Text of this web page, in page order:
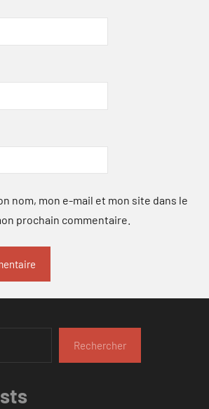
nom, mon e-mail et mon site dans le
prochain commentaire.
Rechercher